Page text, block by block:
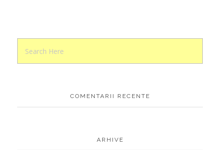
COMENTARII RECENTE
ARHIVE